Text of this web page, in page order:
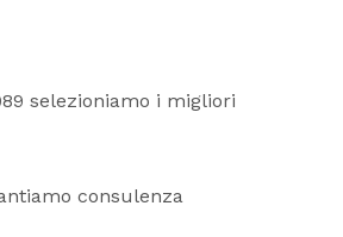
selezioniamo i migliori
consulenza